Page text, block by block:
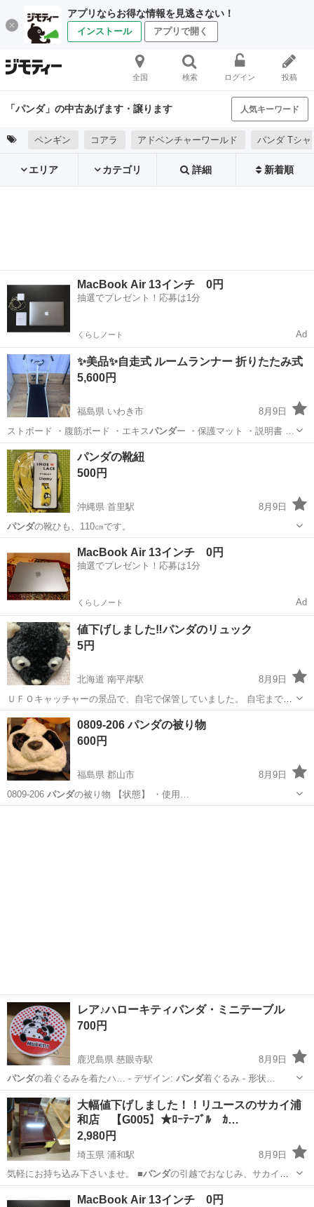
アプリならお得な情報を見逃さない！
インストール アプリで開く
全国 検索 ログイン 投稿
「パンダ」の中古あげます・譲ります 人気キーワード
ペンギン コアラ アドベンチャーワールド パンダ Tシャ
エリア カテゴリ 詳細 新着順
MacBook Air 13インチ 0円
抽選でプレゼント！応募は1分
くらしノート Ad
✨美品✨自走式 ルームランナー 折りたたみ式
5,600円
福島県 いわき市
8月9日
ストボード ・腹筋ボード ・エキスパンダ
福島 いわき市 ランニング、ジョギング
パンダの靴紐
500円
沖縄県 首里駅
8月9日
パンダの靴ひも、110㎝です。
MacBook Air 13インチ 0円
抽選でプレゼント！応募は1分
くらしノート Ad
値下げしました‼️パンダのリュック
5円
北海道 南平岸駅
8月9日
ＵＦＯキャッチャーの景品で、自宅で保管していました。 自宅まで取
りに来てくださる方に、お譲り致します。 よろしくお願い致します。
北海道 札幌市 バッグ
0809-206 パンダの被り物
600円
福島県 郡山市
8月9日
0809-206 パンダ の被り物 【状態】 ・使用…
レア♪ハローキティパンダ・ミニテーブル
700円
鹿児島県 慈眼寺駅
8月9日
パンダ
の着ぐるみを着たハ… - デザイン: パンダ着ぐるみ - 形状…
鹿児島 鹿児島市 慈眼寺駅 食器
大幅値下げしました！！リユースのサカイ浦
和店 【G005】★ﾛｰﾃｰﾌﾞﾙ ｶ…
2,980円
埼玉県 浦和駅
8月9日
気軽にお持ち込み下さいませ。 ■パンダの引越でおなじみ、サカイ引
越センターグ…さいたま市 浦和駅 テーブル サカイ
MacBook Air 13インチ 0円